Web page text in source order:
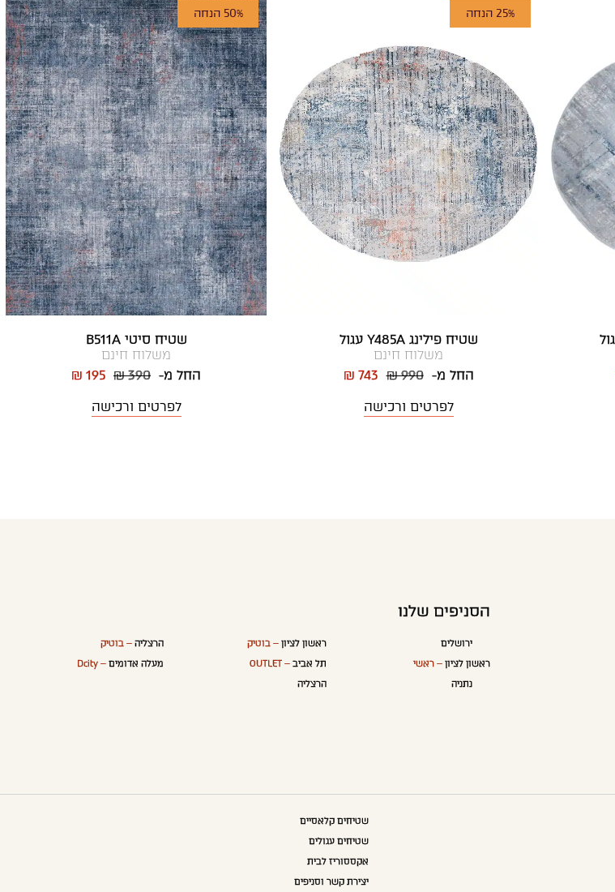
25% הנחה
שטיח פילינג Y485A עגול
משלוח חינם
החל מ-₪ 990
₪ 743
לפרטים ורכישה
50% הנחה
שטיח סיטי B511A
משלוח חינם
החל מ- ₪ 390
₪ 195
לפרטים ורכישה
הסניפים שלנו
ירושלים
ראשון לציון – ראשי
נתניה
ראשון לציון– בוטיק
תל אביב– OUTLET
הרצליה
הרצליה– בוטיק
מעלה אדומים – Dcity
שטיחים קלאסיים
שטיחים עגולים
אקססוריז לבית
יצירת קשר וסניפים